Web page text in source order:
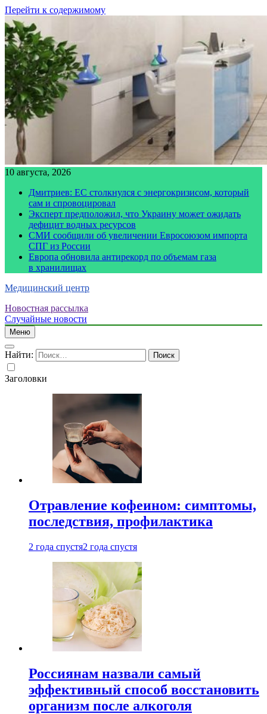
Перейти к содержимому
10 августа, 2026
Дмитриев: ЕС столкнулся с энергокризисом, который
сам и спровоцировал
Эксперт предположил, что Украину может ожидать
дефицит водных ресурсов
СМИ сообщили об увеличении Евросоюзом импорта
СПГ из России
Европа обновила антирекорд по объемам газа
в хранилищах
Медицинский центр
Новостная рассылка
Случайные новости
Меню
Найти:
Заголовки
Отравление кофеином: симптомы,
последствия, профилактика
2 года спустя2 года спустя
Россиянам назвали самый
эффективный способ восстановить
организм после алкоголя